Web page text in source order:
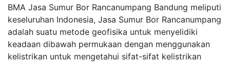
BMA Jasa Sumur Bor Rancanumpang Bandung meliputi
keseluruhan Indonesia, Jasa Sumur Bor Rancanumpang
adalah suatu metode geofisika untuk menyelidiki
keadaan dibawah permukaan dengan menggunakan
kelistrikan untuk mengetahui sifat-sifat kelistrikan